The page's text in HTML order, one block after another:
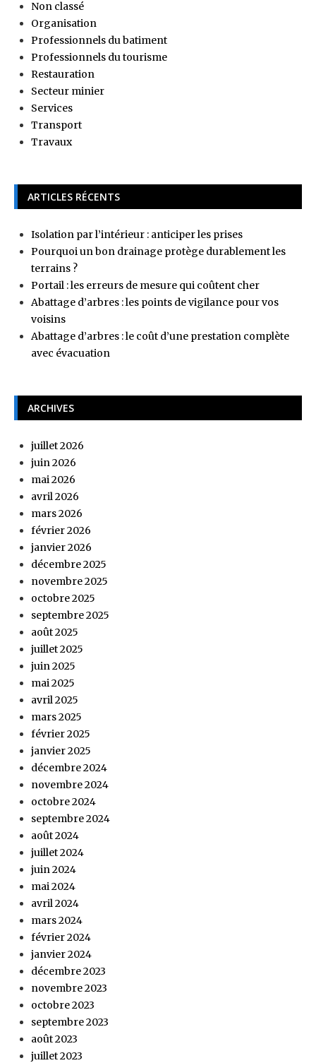
Non classé
Organisation
Professionnels du batiment
Professionnels du tourisme
Restauration
Secteur minier
Services
Transport
Travaux
ARTICLES RÉCENTS
Isolation par l’intérieur : anticiper les prises
Pourquoi un bon drainage protège durablement les
terrains ?
Portail : les erreurs de mesure qui coûtent cher
Abattage d’arbres : les points de vigilance pour vos
voisins
Abattage d’arbres : le coût d’une prestation complète
avec évacuation
ARCHIVES
juillet 2026
juin 2026
mai 2026
avril 2026
mars 2026
février 2026
janvier 2026
décembre 2025
novembre 2025
octobre 2025
septembre 2025
août 2025
juillet 2025
juin 2025
mai 2025
avril 2025
mars 2025
février 2025
janvier 2025
décembre 2024
novembre 2024
octobre 2024
septembre 2024
août 2024
juillet 2024
juin 2024
mai 2024
avril 2024
mars 2024
février 2024
janvier 2024
décembre 2023
novembre 2023
octobre 2023
septembre 2023
août 2023
juillet 2023